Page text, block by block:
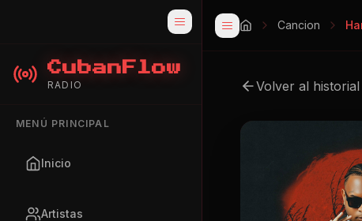
CubanFlow
RADIO
MENÚ PRINCIPAL
Inicio
Artistas
Cancion
Volver al historial